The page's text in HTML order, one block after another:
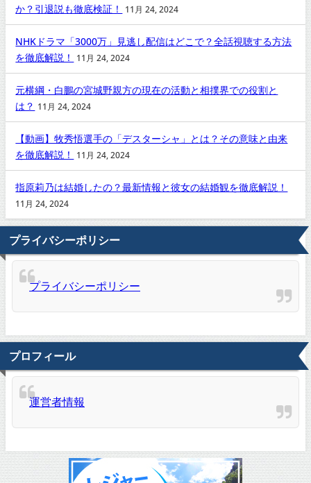
か？引退説も徹底検証！
11月 24, 2024
NHKドラマ「3000万」見逃し配信はどこで？全話視聴する方法
を徹底解説！
11月 24, 2024
元横綱・白鵬の宮城野親方の現在の活動と相撲界での役割と
は？ 11月 24, 2024
【動画】牧秀悟選手の「デスターシャ」とは？その意味と由来
を徹底解説！
11月 24, 2024
指原莉乃は結婚したの？最新情報と彼女の結婚観を徹底解説！
11月 24, 2024
プライバシーポリシー
プライバシーポリシー
プロフィール
運営者情報